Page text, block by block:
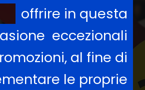
offrire in questa
eccezionali
al fine di
le proprie
offrire in questa
eccezionali
al fine di
le proprie